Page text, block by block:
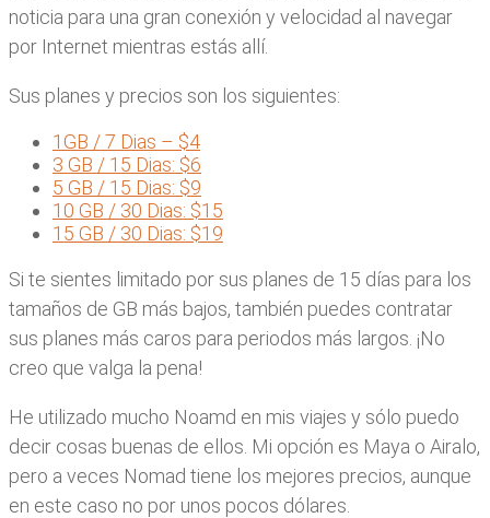
noticia para una gran conexión y velocidad al navegar
por Internet mientras estás allí.
Sus planes y precios son los siguientes:
1GB / 7 Dias – $4
3 GB / 15 Dias: $6
5 GB / 15 Dias: $9
10 GB / 30 Dias: $15
15 GB / 30 Dias: $19
Si te sientes limitado por sus planes de 15 días para los
tamaños de GB más bajos, también puedes contratar
sus planes más caros para periodos más largos. ¡No
creo que valga la pena!
He utilizado mucho Noamd en mis viajes y sólo puedo
decir cosas buenas de ellos. Mi opción es Maya o Airalo,
pero a veces Nomad tiene los mejores precios, aunque
en este caso no por unos pocos dólares.